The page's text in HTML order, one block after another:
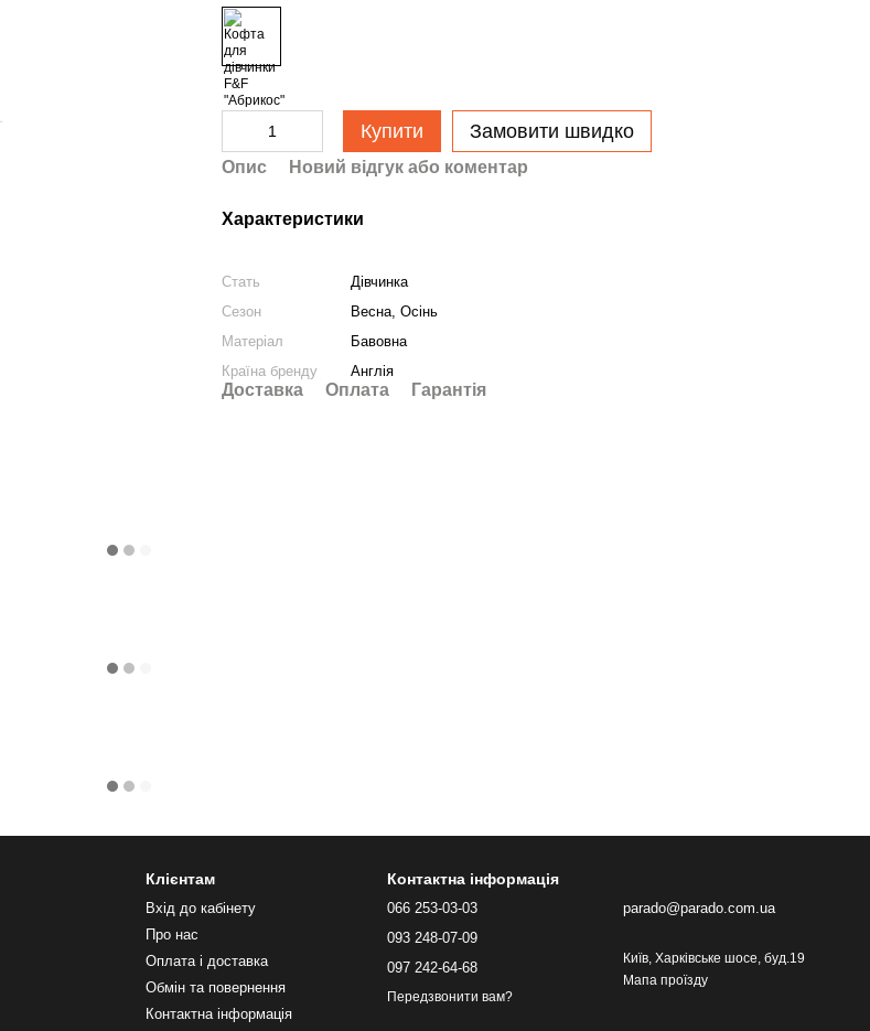
Купити Замовити швидко
Опис Новий відгук або коментар
Характеристики
Стать
Дівчинка
Сезон
Весна, Осінь
Матеріал
Бавовна
Країна бренду
Англія
Доставка Оплата Гарантія
Клієнтам
Вхід до кабінету
Про нас
Оплата і доставка
Обмін та повернення
Контактна інформація
Контактна інформація
066 253-03-03
093 248-07-09
097 242-64-68
Передзвонити вам?
parado@parado.com.ua
Київ, Харківське шосе, буд.19
Мапа проїзду